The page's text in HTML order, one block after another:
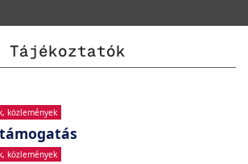
Tájékoztatók
közlemények
közlemények